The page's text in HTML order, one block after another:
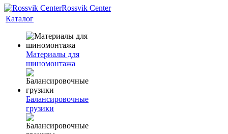
Rossvik Center
Каталог
Материалы для
шиномонтажа
Балансировочные
грузики